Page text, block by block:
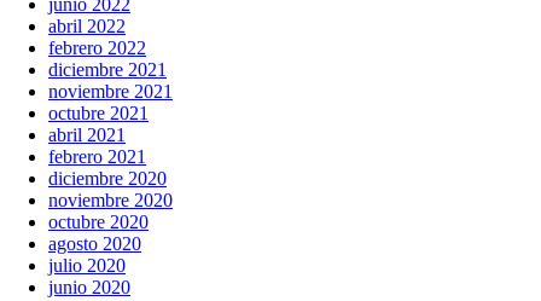
junio 2022
abril 2022
febrero 2022
diciembre 2021
noviembre 2021
octubre 2021
abril 2021
febrero 2021
diciembre 2020
noviembre 2020
octubre 2020
agosto 2020
julio 2020
junio 2020